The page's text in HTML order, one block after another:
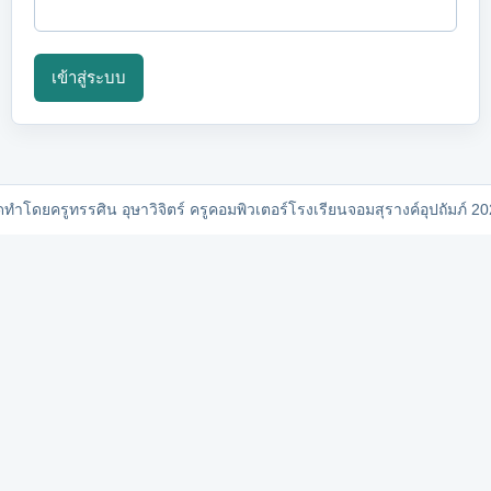
เข้าสู่ระบบ
ทำโดยครูทรรศิน อุษาวิจิตร์ ครูคอมพิวเตอร์โรงเรียนจอมสุรางค์อุปถัมภ์